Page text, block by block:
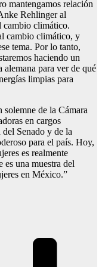
mantengamos relación
Rehlinger al
cambio climático.
cambio climático, y
tema. Por lo tanto,
haciendo un
alemana para ver de qué
limpias para
solemne de la Cámara
en cargos
del Senado y de la
para el país. Hoy,
es realmente
una muestra del
en México.”